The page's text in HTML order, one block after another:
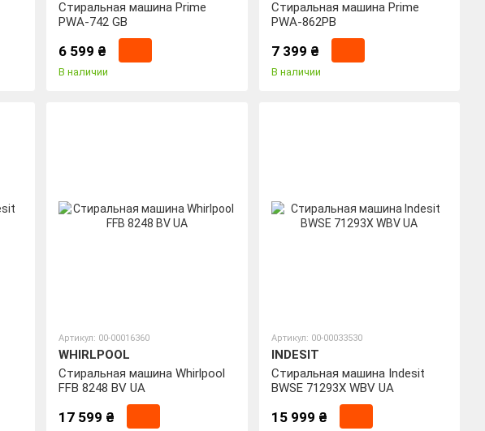
Стиральная машина Prime
PWA-742 GB
6 599 ₴
В наличии
Стиральная машина Prime
PWA-862PB
7 399 ₴
В наличии
Артикул: 00-00016360
WHIRLPOOL
Стиральная машина Whirlpool
FFB 8248 BV UA
17 599 ₴
Артикул: 00-00033530
INDESIT
Стиральная машина Indesit
BWSE 71293X WBV UA
15 999 ₴